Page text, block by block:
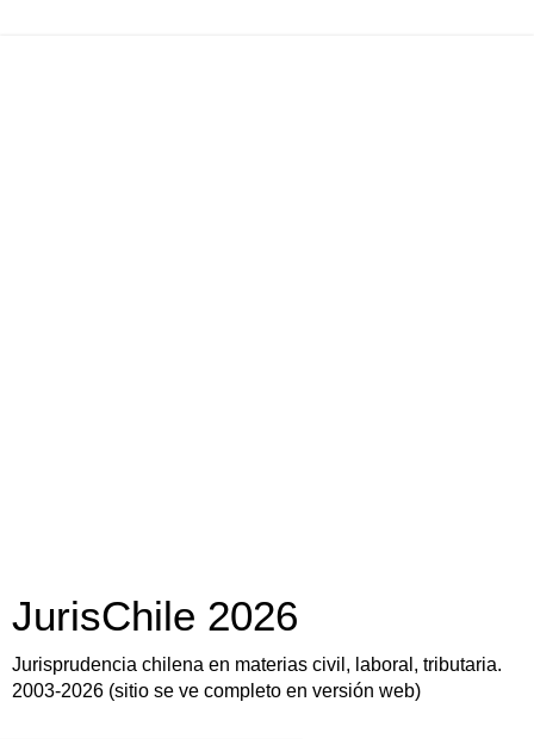
JurisChile 2026
Jurisprudencia chilena en materias civil, laboral, tributaria.
2003-2026 (sitio se ve completo en versión web)